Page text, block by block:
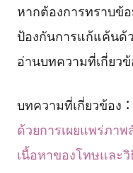
หากต้องการทราบข้
ป้องกันการแก้แค้นด้
อ่านบทความที่เกี่ยว
บทความที่เกี่ยวข้อง：
ด้วยการเผยแพร่ภา
เนื้อหาของโทษและ